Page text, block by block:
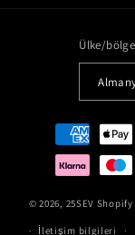
Ülke/bölge
Ödeme
yöntemleri
© 2026, 25SEV
İletişim bilgileri